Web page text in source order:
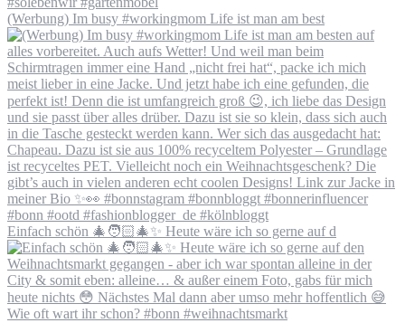
(Werbung) Im busy #workingmom Life ist man am best
Einfach schön 🎄🧑🏻‍🎄✨ Heute wäre ich so gerne auf d